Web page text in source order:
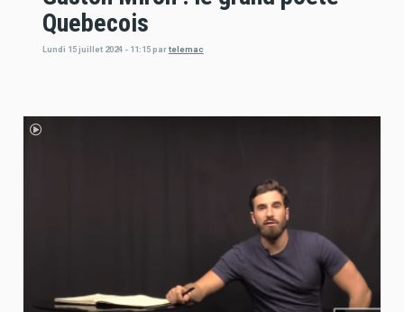
Quebecois
Lundi 15 juillet 2024 - 11:15 partelemac